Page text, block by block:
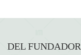
DEL FUNDADOR